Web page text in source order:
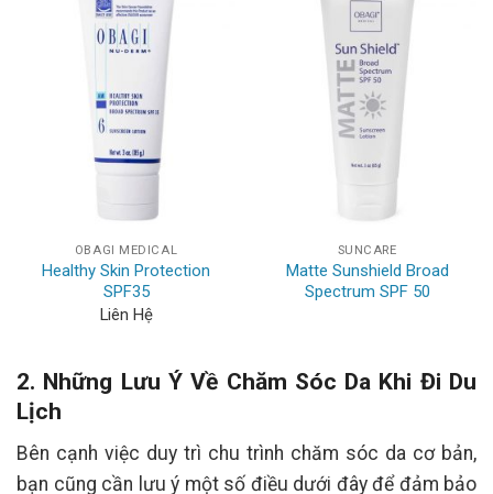
OBAGI MEDICAL
Healthy Skin Protection
SPF35
Liên Hệ
SUNCARE
Matte Sunshield Broad
Spectrum SPF 50
2. Những Lưu Ý Về Chăm Sóc Da Khi Đi Du
Lịch
Bên cạnh việc duy trì chu trình chăm sóc da cơ bản,
bạn cũng cần lưu ý một số điều dưới đây để đảm bảo